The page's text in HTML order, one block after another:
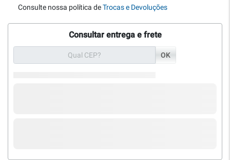
Consulte nossa política deTrocas e Devoluções
Consultar entrega e frete
OK